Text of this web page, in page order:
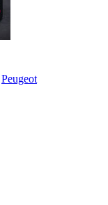
Peugeot